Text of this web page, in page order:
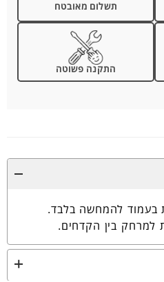
תשלום מאובטח
התקנה פשוטה
בעמוד להמחשה בלבד.
למרחק בין הקדחים.